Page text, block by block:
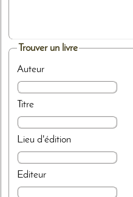
Trouver un livre
Auteur
Titre
Lieu d'édition
Editeur